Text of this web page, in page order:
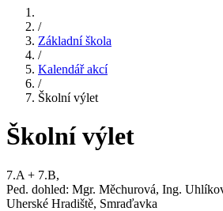
/
Základní škola
/
Kalendář akcí
/
Školní výlet
Školní výlet
7.A + 7.B,
Ped. dohled: Mgr. Měchurová, Ing.
Uherské Hradiště, Smraďavka